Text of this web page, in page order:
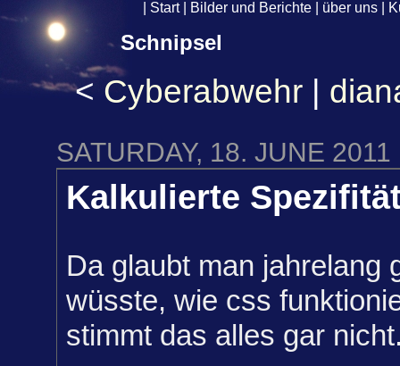
Start| Bilder und Berichte über uns
Schnipsel
< Cyberabwehr |
SATURDAY, 18. JUNE 2011
Kalkulierte
Da glaubt man jahrelang
wüsste, wie css
stimmt das alles gar